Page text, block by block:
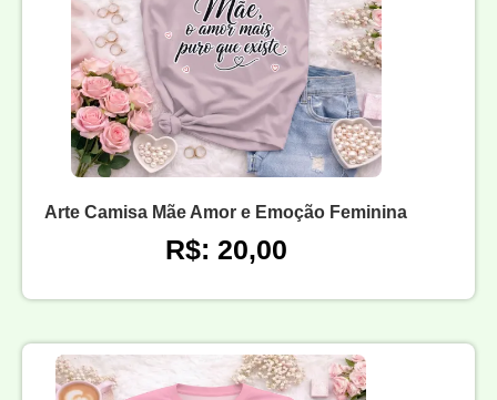
Arte Camisa Mãe Amor e Emoção Feminina
R$: 20,00